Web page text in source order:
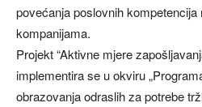
povećanja poslovnih
kompanijama.
Projekt “Aktivne mjere
implementira se u okviru
obrazovanja odraslih za potrebe